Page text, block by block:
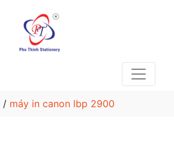
/ máy in canon lbp 2900